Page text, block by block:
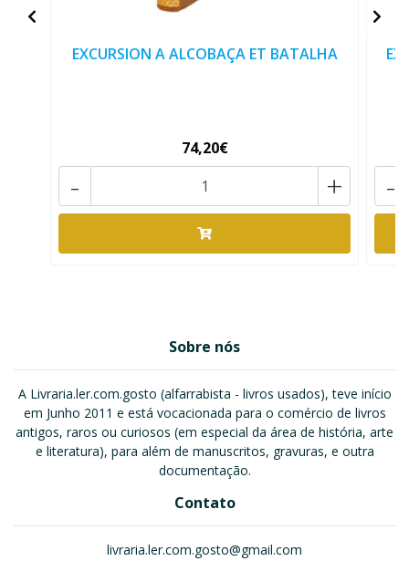
EXCURSION A ALCOBAÇA ET BATALHA
74,20€
+
- -
Sobre nós
A Livraria.ler.com.gosto (alfarrabista - livros usados), teve início
em Junho 2011 e está vocacionada para o comércio de livros
antigos, raros ou curiosos (em especial da área de história, arte
e literatura), para além de manuscritos, gravuras, e outra
documentação.
Contato
livraria.ler.com.gosto@gmail.com